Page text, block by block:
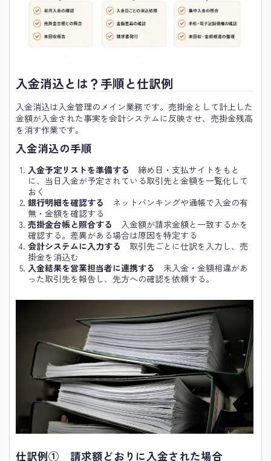
入金消込とは？手順と仕訳例
入金消込は入金管理のメイン業務です。売掛金として計上した
金額が入金された事実を会計システムに反映させ、売掛金残高
を消す作業です。
入金消込の手順
入金予定リストを準備する 締め日・支払サイトをもと
に、当日入金が予定されている取引先と金額を一覧化して
おく
銀行明細を確認する ネットバンキングや通帳で入金の有
無・金額を確認する
売掛金台帳と照合する 入金額が請求金額と一致するかを
確認する。差異がある場合は原因を特定する
会計システムに入力する 取引先ごとに仕訳を入力し、売
掛金を消込む
入金結果を営業担当者に連携する 未入金・金額相違があ
った取引先を報告し、先方への確認を依頼する。
仕訳例① 請求額どおりに入金された場合